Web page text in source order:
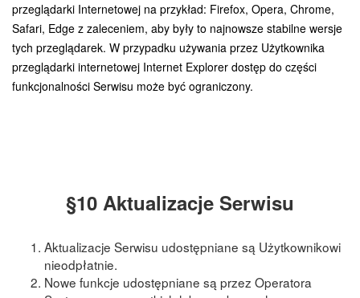
przeglądarki Internetowej na przykład: Firefox, Opera, Chrome,
Safari, Edge z zaleceniem, aby były to najnowsze stabilne wersje
tych przeglądarek. W przypadku używania przez Użytkownika
przeglądarki internetowej Internet Explorer dostęp do części
funkcjonalności Serwisu może być ograniczony.
§10 Aktualizacje Serwisu
Aktualizacje Serwisu udostępniane są Użytkownikowi
nieodpłatnie.
Nowe funkcje udostępniane są przez Operatora